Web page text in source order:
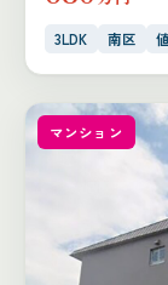
3LDK 南区
マンション